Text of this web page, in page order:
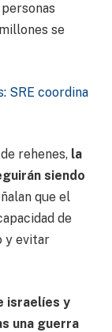
se
SRE coordina
rehenes, la
siendo
que el
de
y evitar
israelíes y
una guerra